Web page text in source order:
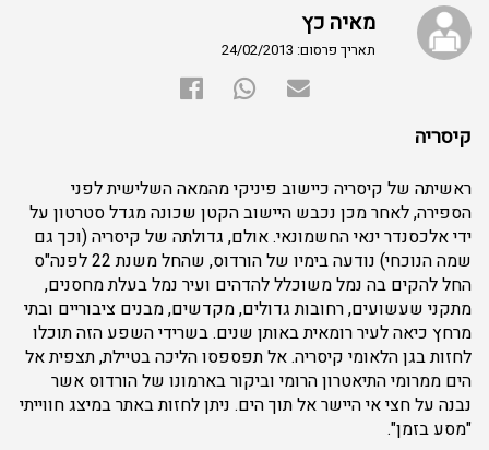
מאיה כץ
תאריך פרסום: 24/02/2013
קיסריה
ראשיתה של קיסריה כיישוב פיניקי מהמאה השלישית לפני
הספירה, לאחר מכן נכבש היישוב הקטן שכונה מגדל סטרטון על
ידי אלכסנדר ינאי החשמונאי. אולם, גדולתה של קיסריה (וכך גם
שמה הנוכחי) נודעה בימיו של הורדוס, שהחל משנת 22 לפנה"ס
החל להקים בה נמל משוכלל להדהים ועיר נמל בעלת מחסנים,
מתקני שעשועים, רחובות גדולים, מקדשים, מבנים ציבוריים ובתי
מרחץ כיאה לעיר רומאית באותן שנים. בשרידי השפע הזה תוכלו
לחזות בגן הלאומי קיסריה. אל תפספסו הליכה בטיילת, תצפית אל
הים ממרומי התיאטרון הרומי וביקור בארמונו של הורדוס אשר
נבנה על חצי אי היישר אל תוך הים. ניתן לחזות באתר במיצג חווייתי
"מסע בזמן".